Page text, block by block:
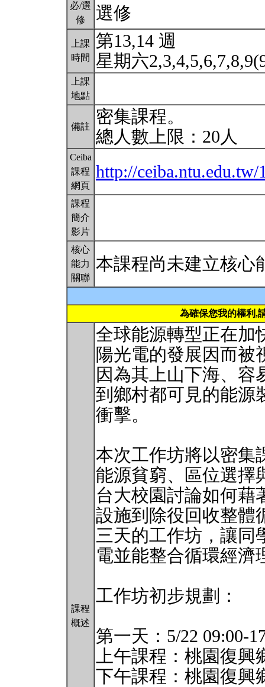
必/選
修
選修
上課
時間
第13,14 週
星期六
上課
地點
備註
密集課程。
總人數上限：20人
Ceiba
課程
網頁
http://ceiba.ntu.edu.tw/
課程
簡介
影片
核心
能力
關聯
本課程尚未建立核心
為確保您我的權利,
課程
概述
全球能源轉型正在加
陽光電的發展因而被
因為其上山下海、容
到鄉村都可見的能源
衝擊。
本次工作坊將以密集
能源貧窮、區位選擇
台大校園討論如何藉
設施到除役回收整體
三天的工作坊，讓同
電並能整合循環經濟
工作坊初步規劃：
第一天：5/22 09:00-
上午課程：桃園復興
下午課程：桃園復興